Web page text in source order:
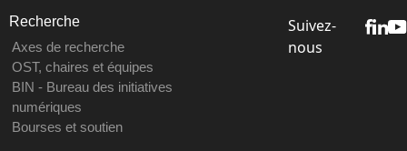
Recherche
Axes de recherche
OST, chaires et équipes
BIN - Bureau des initiatives
numériques
Bourses et soutien
Suivez-
nous